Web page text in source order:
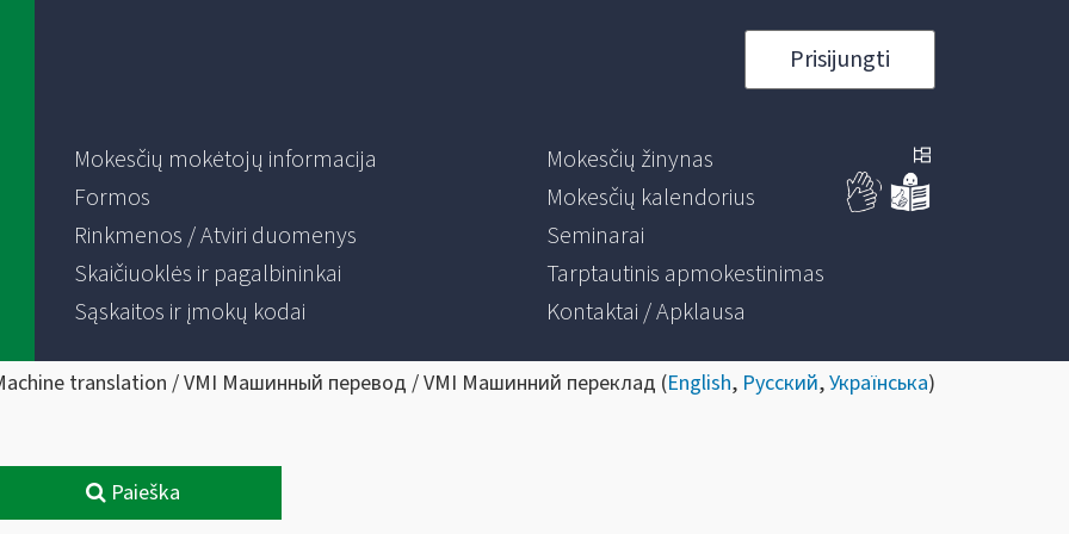
Prisijungti
Mokesčių mokėtojų informacija
Formos
Rinkmenos / Atviri duomenys
Skaičiuoklės ir pagalbininkai
Sąskaitos ir įmokų kodai
Mokesčių žinynas
Mokesčių kalendorius
Seminarai
Tarptautinis apmokestinimas
Kontaktai / Apklausa
translation / VMI Машинный перевод / VMI Машинний переклад (English, Русский,Українська)
Paieška